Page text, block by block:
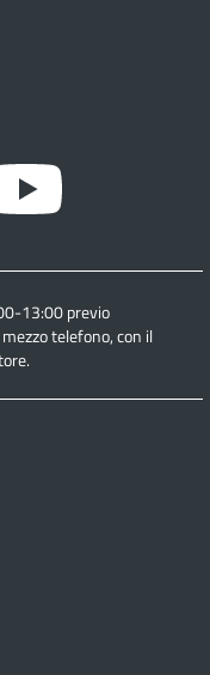
13:00 previo
telefono, con il